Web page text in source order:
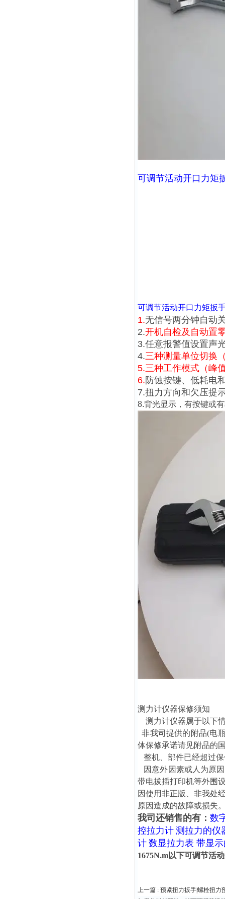
可调节活动开口力矩
可调节活动开口力矩扳
1.无信号两分钟自动
2.开机自检及自动置
3.任意报警值设置声
4.三种测量单位切换
5.三种工作模式（峰
6. 防蚀按键、低耗电
7.扭力方向和欠压提
8.背光显示，有按键或
测力计仪器保修须知
测力计仪器属于以下
非我司提供的附品(电
体保修承诺请见附品的
整机、部件已经超过
因意外因素或人为原
带电拔插打印机等外围
因使用非正版、非我处
原因造成的故障或损失
我司还销售的有： 数
控拉力计 测拉力的仪
计 数显拉力表 带显
1675N.m以下可调节活
上一篇 : 预紧扭力扳手|螺栓扭力